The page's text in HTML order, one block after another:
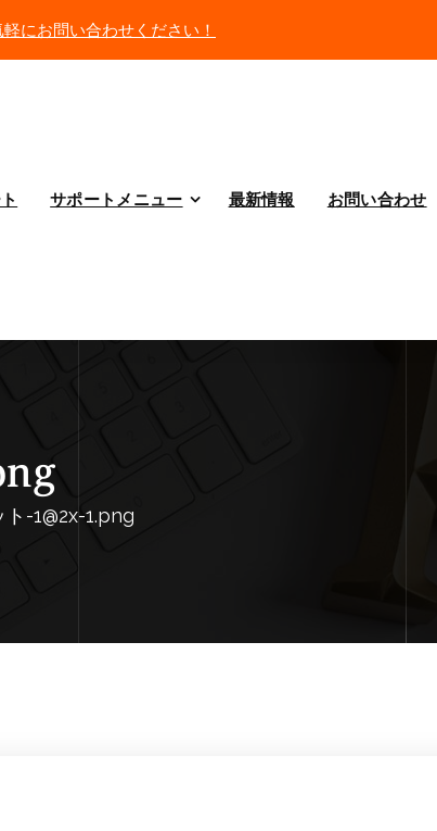
軽にお問い合わせください！
サポートメニュー 最新情報 お問い合わせ
-1@2x-1.png